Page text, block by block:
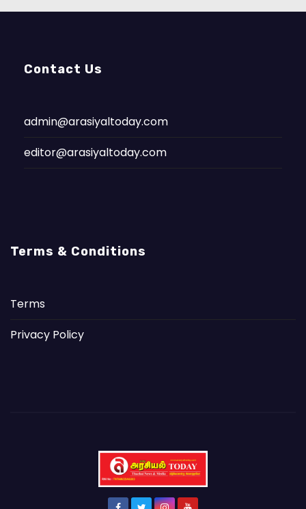
Contact Us
admin@arasiyaltoday.com
editor@arasiyaltoday.com
Terms & Conditions
Terms
Privacy Policy